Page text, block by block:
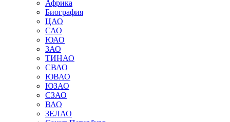
Африка
Биография
ЦАО
САО
ЮАО
ЗАО
ТИНАО
СВАО
ЮВАО
ЮЗАО
СЗАО
ВАО
ЗЕЛАО